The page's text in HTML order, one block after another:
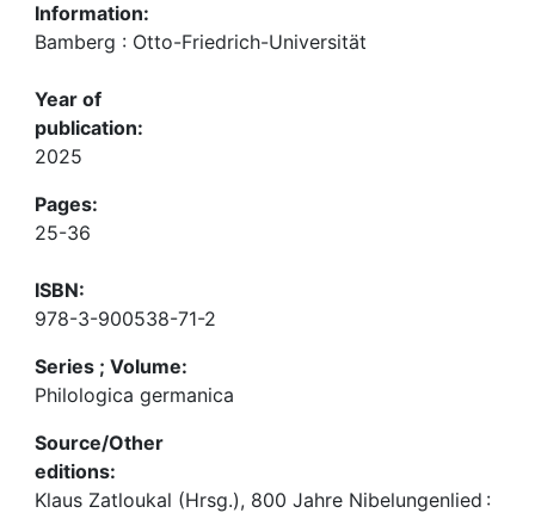
Information:
Bamberg : Otto-Friedrich-Universität
Year of
publication:
2025
Pages:
25-36
ISBN:
978-3-900538-71-2
Series ; Volume:
Philologica germanica
Source/Other
editions:
Klaus Zatloukal (Hrsg.), 800 Jahre Nibelungenlied :